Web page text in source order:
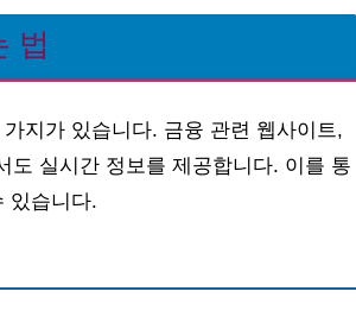
법
지가 있습니다. 금융 관련 웹사이트,
도 실시간 정보를 제공합니다. 이를 통
있습니다.